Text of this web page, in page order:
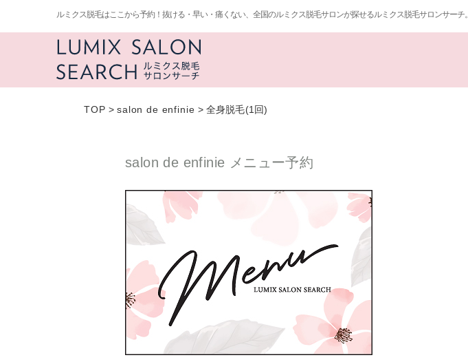
ルミクス脱毛はここから予約！抜ける・早い・痛くない、全国のルミクス脱毛サロンが探せるルミクス脱毛サロンサーチ。
TOP >salon de enfinie > 全身脱毛(1回)
salon de enfinie メニュー予約